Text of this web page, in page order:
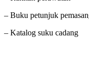
– Buku petunjuk
– Katalog suku cadang